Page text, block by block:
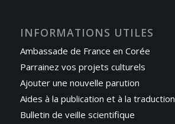
INFORMATIONS UTILES
Ambassade de France en Corée
Parrainez vos projets culturels
Ajouter une nouvelle parution
Aides à la publication et à la traduction
Bulletin de veille scientifique